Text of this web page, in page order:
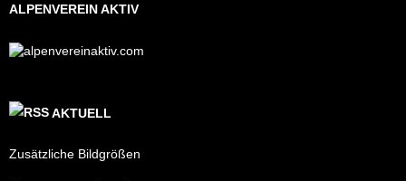
ALPENVEREIN AKTIV
AKTUELL
Zusätzliche Bildgrößen